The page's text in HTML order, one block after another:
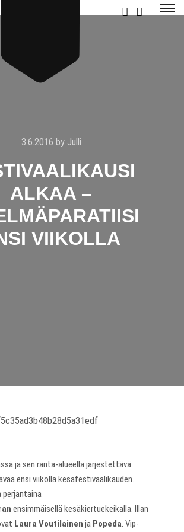
3.6.2016 by Julli
ALKAA –
VIIKOLLA
ja sen ranta-alueella järjestettävä
ensi viikolla kesäfestivaalikauden.
ensimmäisellä kesäkiertuekeikalla. Illan
Laura Voutilainen ja Popeda. Vip-